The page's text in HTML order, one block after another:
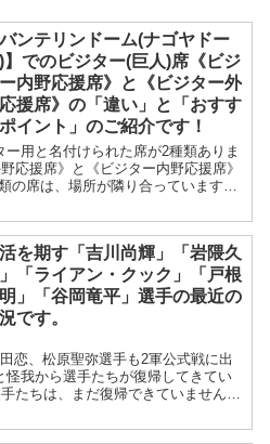
バンテリンドーム(ナゴヤドー
】でのビジター(巨人)席《ビジ
内野応援席》と《ビジター外
援席》の「違い」と「おすす
イント」のご紹介です！
ー用と名付けられた席が2種類ありま
応援席》と《ビジター内野応援席》
の席は、場所が隣り合っています。
を期す「吉川尚輝」「岩隈久
「ライアン・クック」「戸根
」「谷岡竜平」選手の最近の
です。
恋、松原聖弥選手も2軍公式戦に出
我から選手たちが復帰してきてい
たちは、まだ復帰できていません